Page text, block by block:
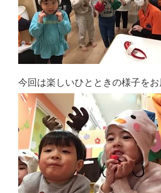
今回は楽しいひとときの様子を